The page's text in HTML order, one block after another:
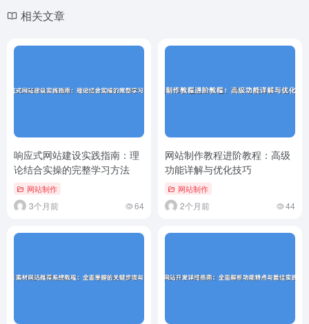
相关文章
响应式网站建设实践指南：理
论结合实操的完整学习方法
网站制作
3个月前 64
网站制作教程进阶教程：高级
功能详解与优化技巧
网站制作
2个月前 44